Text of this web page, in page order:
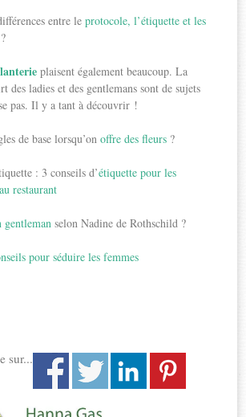
entre leprotocole, l’étiquette et les
?
plaisent également beaucoup. La
des ladies et des gentlemans sont de sujets
pas. Il y a tant à découvrir !
de base lorsqu’onoffre des fleurs ?
: 3 conseils d’étiquette pour les
restaurant
gentleman selon Nadine de Rothschild ?
pour séduire les femmes
sur...